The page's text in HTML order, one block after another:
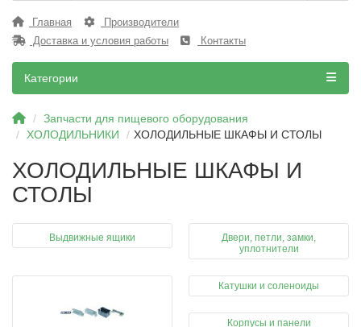
Главная
Производители
Доставка и условия работы
Контакты
Категории
Запчасти для пищевого оборудования
ХОЛОДИЛЬНИКИ
ХОЛОДИЛЬНЫЕ ШКАФЫ И СТОЛЫ
ХОЛОДИЛЬНЫЕ ШКАФЫ И
СТОЛЫ
Выдвижные ящики
Двери, петли, замки,
уплотнители
Катушки и соленоиды
Корпусы и панели